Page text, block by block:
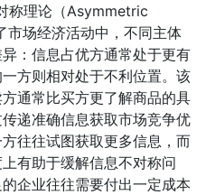
称理论（Asymmetric
场经济活动中，不同主体
：信息占优方通常处于更有
方则相对处于不利位置。该
通常比买方更了解商品的具
递准确信息获取市场竞争优
往往试图获取更多信息，而
有助于缓解信息不对称问
企业往往需要付出一定成本